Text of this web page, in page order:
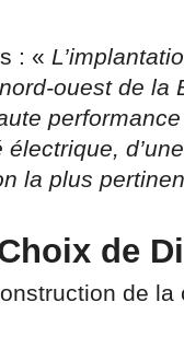
: «
ouest de la
la plus
de
de